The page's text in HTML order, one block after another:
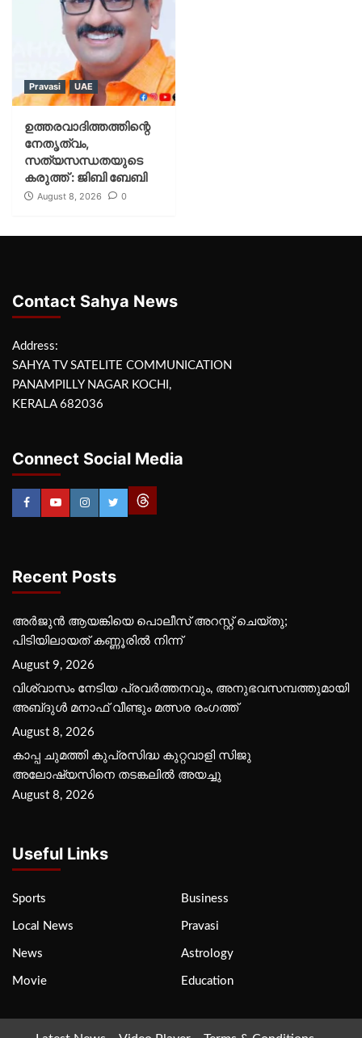
Pravasi UAE
ഉത്തരവാദിത്തത്തിന്റെ
നേതൃത്വം,
സത്യസന്ധതയുടെ
കരുത്ത് : ജിബി ബേബി
August 8, 2026 0
Contact Sahya News
Address:
SAHYA TV SATELITE COMMUNICATION
PANAMPILLY NAGAR KOCHI,
KERALA 682036
Connect Social Media
Recent Posts
അർജുൻ ആയങ്കിയെ പൊലീസ് അറസ്റ്റ് ചെയ്‌തു;
പിടിയിലായത് കണ്ണൂരിൽ നിന്ന്
August 9, 2026
വിശ്വാസം നേടിയ പ്രവർത്തനവും, അനുഭവസമ്പത്തുമായി
അബ്‌ദുൾ മനാഫ് വീണ്ടും മത്സര രംഗത്ത്
August 8, 2026
കാപ്പ ചുമത്തി കുപ്രസിദ്ധ കുറ്റവാളി സിജു
അലോഷ്യസിനെ തടങ്കലിൽ അയച്ചു
August 8, 2026
Useful Links
Sports Business
Local News Pravasi
News Astrology
Movie Education